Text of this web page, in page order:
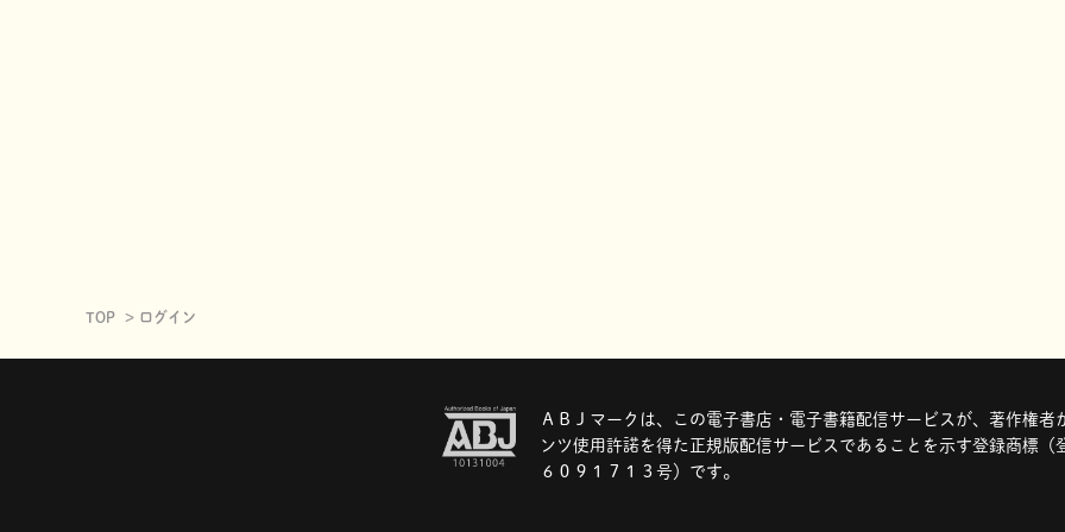
TOP ログイン
ＡＢＪマークは、この電子書店・電子書籍配信サービスが、著作権者
ンツ使用許諾を得た正規版配信サービスであることを示す登録商標（
６０９１７１３号）です。